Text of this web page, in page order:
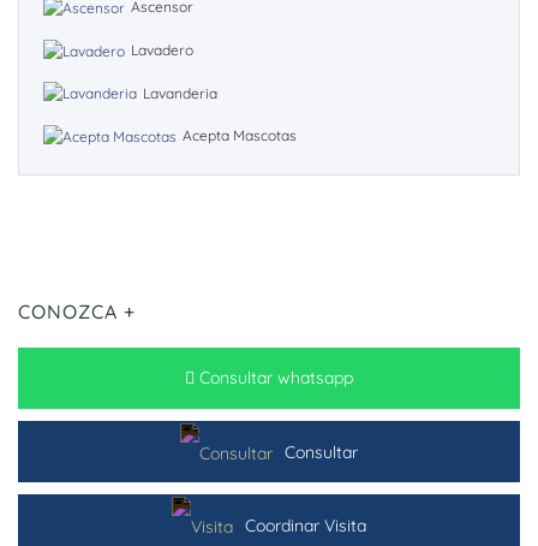
Ascensor
Lavadero
Lavanderia
Acepta Mascotas
CONOZCA +
Consultar whatsapp
Consultar
Coordinar Visita